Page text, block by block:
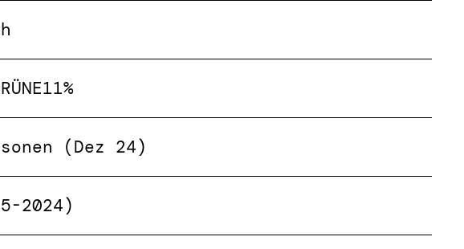
11%
(Dez 24)
2024)